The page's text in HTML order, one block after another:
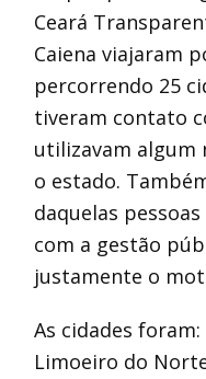
Ceará
Caiena viajaram
percorrendo 25
tiveram contato
utilizavam algum
o estado.
daquelas
com a gestão
justamente o
As cidades
Limoeiro do